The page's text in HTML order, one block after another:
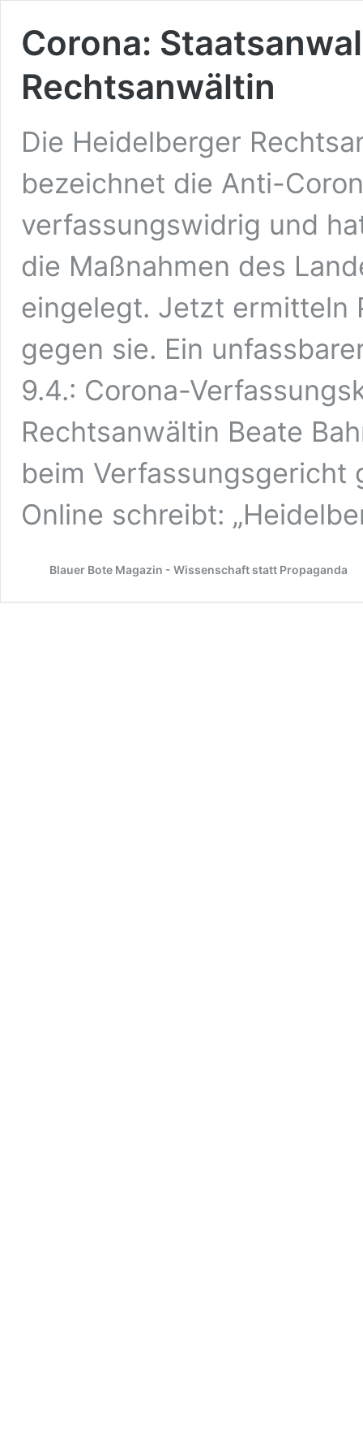
Corona:
Rechtsanwältin
Die Heidelberger
bezeichnet die Anti-
verfassungswidrig und
die Maßnahmen des
eingelegt. Jetzt ermitteln
gegen sie. Ein
9.4.: Corona-
Rechtsanwältin Beate
beim Verfassungsgericht
Online schreibt:
Blauer Bote Magazin - Wissenschaft statt Propaganda